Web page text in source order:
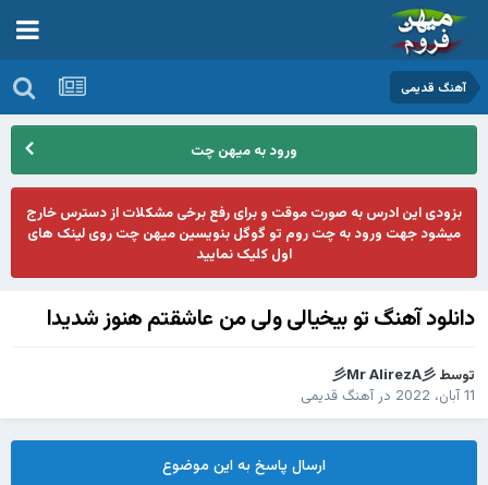
آهنگ قدیمی
ورود به میهن چت
بزودی این ادرس به صورت موقت و برای رفع برخی مشکلات از دسترس خارج
میشود جهت ورود به چت روم تو گوگل بنویسین میهن چت روی لینک های
اول کلیک نمایید
دانلود آهنگ تو بیخیالی ولی من عاشقتم هنوز شدیدا
توسط 彡Mr AlirezA彡
11 آبان، 2022
در آهنگ قدیمی
ارسال پاسخ به این موضوع